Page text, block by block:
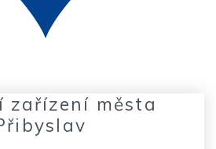
zařízení města